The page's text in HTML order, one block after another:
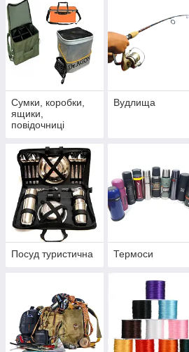
Сумки, коробки,
ящики,
повідочниці
Вудлища
Посуд туристична Термоси